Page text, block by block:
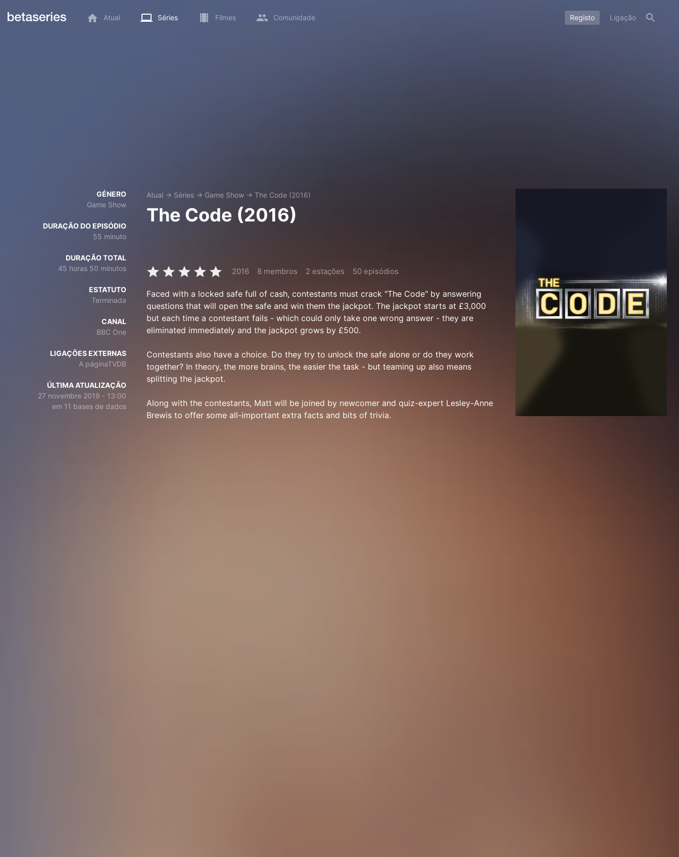
Atual Séries Filmes Comunidade Registo Ligação
GÉNERO
Game Show
DURAÇÃO DO EPISÓDIO
55 minuto
DURAÇÃO TOTAL
45 horas 50 minutos
ESTATUTO
Terminada
CANAL
BBC One
LIGAÇÕES EXTERNAS
A páginaTVDB
ÚLTIMA ATUALIZAÇÃO
27 novembre 2019 - 13:00
em 11 bases de dados
Atual → Séries → Game Show → The Code (2016)
The Code (2016)
2016 8 membros 2 estações 50 episódios
Faced with a locked safe full of cash, contestants must crack "The Code" by answering
questions that will open the safe and win them the jackpot. The jackpot starts at £3,000
but each time a contestant fails - which could only take one wrong answer - they are
eliminated immediately and the jackpot grows by £500.
Contestants also have a choice. Do they try to unlock the safe alone or do they work
together? In theory, the more brains, the easier the task - but teaming up also means
splitting the jackpot.
Along with the contestants, Matt will be joined by newcomer and quiz-expert Lesley-Anne
Brewis to offer some all-important extra facts and bits of trivia.